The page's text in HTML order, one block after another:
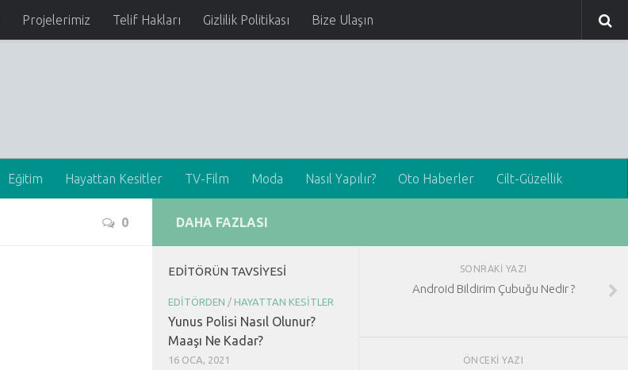
Projelerimiz Telif Hakları Gizlilik Politikası Bize Ulaşın
Eğitim Hayattan Kesitler TV-Film Moda Nasıl Yapılır? Oto Haberler Cilt-Güzellik
0
SONRAKI YAZI
Android Bildirim Çubuğu Nedir ?
ÖNCEKI YAZI
DAHA FAZLASI
EDITÖRÜN TAVSIYESI
EDITÖRDEN / HAYATTAN KESITLER
Yunus Polisi Nasıl Olunur?
Maaşı Ne Kadar?
16 OCA, 2021